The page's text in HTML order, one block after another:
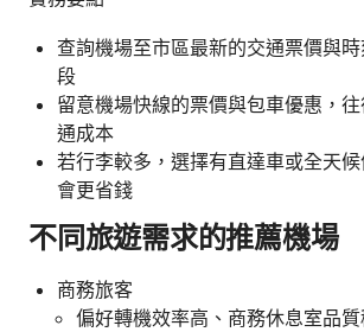
查詢機場至市區最新的交通票價與
段
留意機場快線的票價與包車優惠，
通成本
若行李較多，選擇有直達車或全天
會更省錢
不同旅遊需求的推薦機場
商務旅客
偏好轉機效率高、商務休息室品